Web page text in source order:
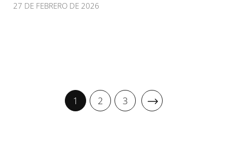
27 DE FEBRERO DE 2026
1 2 3